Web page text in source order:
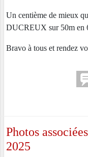
Un centième de mieux
DUCREUX sur 50m en
Bravo à tous et rendez
Photos
2025